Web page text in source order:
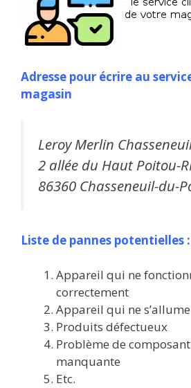
Adresse pour écrire au
magasin
Leroy Merlin
2 allée du Haut Poitou-
86360 Chasseneuil-du-
Liste de pannes potentielles :
Appareil qui ne
correctement
Appareil qui ne
Produits défectueux
Problème de
manquante
Etc.